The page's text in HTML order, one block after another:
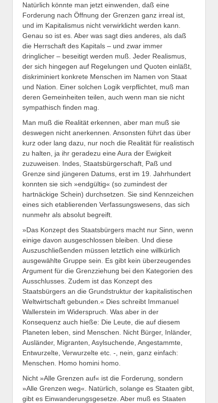
Natürlich könnte man jetzt einwenden, daß eine
Forderung nach Öffnung der Grenzen ganz irreal ist,
und im Kapitalismus nicht verwirklicht werden kann.
Genau so ist es. Aber was sagt dies anderes, als daß
die Herrschaft des Kapitals – und zwar immer
dringlicher – beseitigt werden muß. Jeder Realismus,
der sich hingegen auf Regelungen und Quoten einläßt,
diskriminiert konkrete Menschen im Namen von Staat
und Nation. Einer solchen Logik verpflichtet, muß man
deren Gemeinheiten teilen, auch wenn man sie nicht
sympathisch finden mag.
Man muß die Realität erkennen, aber man muß sie
deswegen nicht anerkennen. Ansonsten führt das über
kurz oder lang dazu, nur noch die Realität für realistisch
zu halten, ja ihr geradezu eine Aura der Ewigkeit
zuzuweisen. Indes, Staatsbürgerschaft, Paß und
Grenze sind jüngeren Datums, erst im 19. Jahrhundert
konnten sie sich »endgültig« (so zumindest der
hartnäckige Schein) durchsetzen. Sie sind Kennzeichen
eines sich etablierenden Verfassungswesens, das sich
nunmehr als absolut begreift.
»Das Konzept des Staatsbürgers macht nur Sinn, wenn
einige davon ausgeschlossen bleiben. Und diese
Auszuschließenden müssen letztlich eine willkürlich
ausgewählte Gruppe sein. Es gibt kein überzeugendes
Argument für die Grenzziehung bei den Kategorien des
Ausschlusses. Zudem ist das Konzept des
Staatsbürgers an die Grundstruktur der kapitalistischen
Weltwirtschaft gebunden.« Dies schreibt Immanuel
Wallerstein im Widerspruch. Was aber in der
Konsequenz auch hieße: Die Leute, die auf diesem
Planeten leben, sind Menschen. Nicht Bürger, Inländer,
Ausländer, Migranten, Asylsuchende, Angestammte,
Entwurzelte, Verwurzelte etc. -, nein, ganz einfach:
Menschen. Homo homini homo.
Nicht »Alle Grenzen auf« ist die Forderung, sondern
»Alle Grenzen weg«. Natürlich, solange es Staaten gibt,
gibt es Einwanderungsgesetze. Aber muß es Staaten